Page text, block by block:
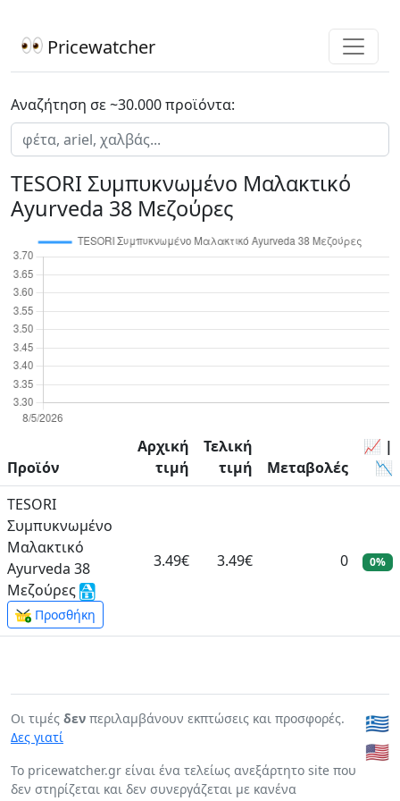
Pricewatcher
Αναζήτηση σε ~30.000 προϊόντα:
TESORI Συμπυκνωμένο Μαλακτικό
Ayurveda 38 Μεζούρες
Προϊόν
Αρχική
τιμή
Τελική
τιμή
Μεταβολές
📈 |
📉
TESORI
Συμπυκνωμένο
Μαλακτικό
Ayurveda 38
Μεζούρες
Προσθήκη
3.49€ 3.49€ 0 0%
Οι τιμές δεν περιλαμβάνουν εκπτώσεις και προσφορές.
Δες γιατί
To pricewatcher.gr είναι ένα τελείως ανεξάρτητο site που
δεν στηρίζεται και δεν συνεργάζεται με κανένα
🇬🇷
🇺🇸